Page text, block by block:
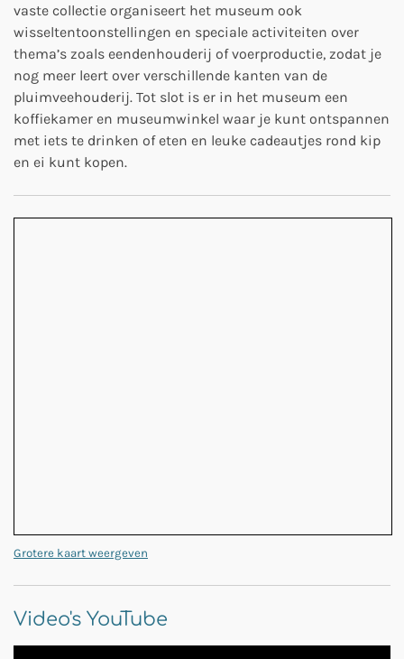
vaste collectie organiseert het museum ook
wisseltentoonstellingen en speciale activiteiten over
thema’s zoals eendenhouderij of voerproductie, zodat je
nog meer leert over verschillende kanten van de
pluimveehouderij. Tot slot is er in het museum een
koffiekamer en museumwinkel waar je kunt ontspannen
met iets te drinken of eten en leuke cadeautjes rond kip
en ei kunt kopen.
Grotere kaart weergeven
Video's YouTube